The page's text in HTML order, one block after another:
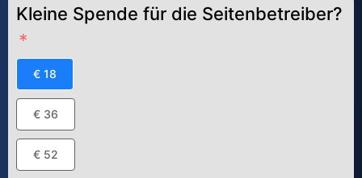
Kleine Spende für die Seitenbetreiber?
€ 18
€ 36
€ 52